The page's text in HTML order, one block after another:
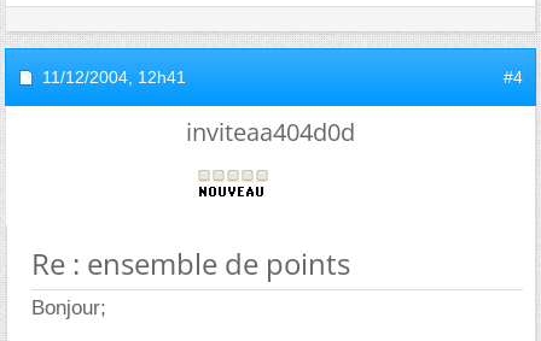
11/12/2004, 12h41 #4
inviteaa404d0d
Re : ensemble de points
Bonjour;